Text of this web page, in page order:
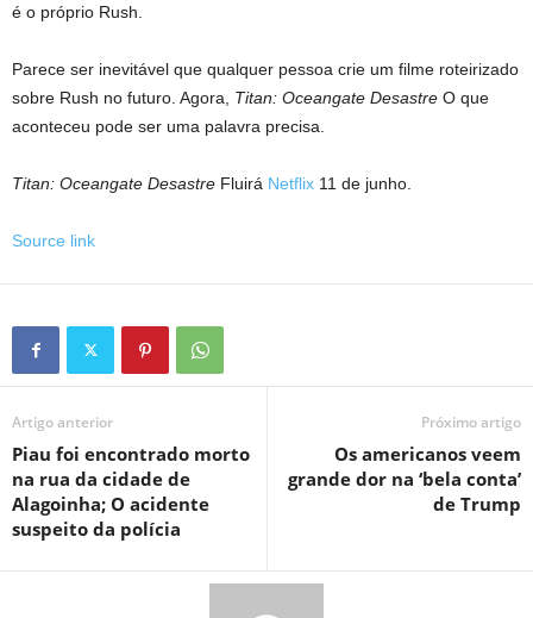
é o próprio Rush.
Parece ser inevitável que qualquer pessoa crie um filme roteirizado
sobre Rush no futuro. Agora, Titan: Oceangate Desastre O que
aconteceu pode ser uma palavra precisa.
Titan: Oceangate Desastre Fluirá Netflix 11 de junho.
Source link
Artigo anterior
Piau foi encontrado morto
na rua da cidade de
Alagoinha; O acidente
suspeito da polícia
Próximo artigo
Os americanos veem
grande dor na ‘bela conta’
de Trump